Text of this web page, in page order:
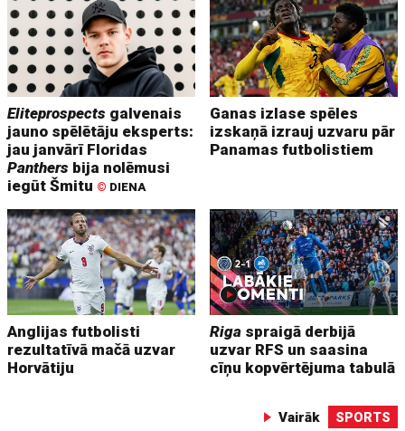
Eliteprospects galvenais
jauno spēlētāju eksperts:
jau janvārī Floridas
Panthers bija nolēmusi
iegūt Šmitu © DIENA
Ganas izlase spēles
izskaņā izrauj uzvaru pār
Panamas futbolistiem
Anglijas futbolisti
rezultatīvā mačā uzvar
Horvātiju
Riga spraigā derbijā
uzvar RFS un saasina
cīņu kopvērtējuma tabulā
Vairāk SPORTS